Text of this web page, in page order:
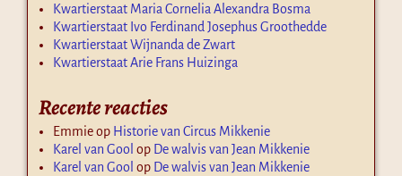
Kwartierstaat Maria Cornelia Alexandra Bosma
Kwartierstaat Ivo Ferdinand Josephus Groothedde
Kwartierstaat Wijnanda de Zwart
Kwartierstaat Arie Frans Huizinga
Recente reacties
Emmieop Historie van Circus Mikkenie
Karel van Gool op De walvis van Jean Mikkenie
Karel van Gool op De walvis van Jean Mikkenie